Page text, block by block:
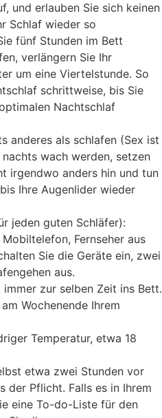
und erlauben Sie sich keinen
Schlaf wieder so
fünf Stunden im Bett
verlängern Sie Ihr
um eine Viertelstunde. So
schrittweise, bis Sie
Nachtschlaf
anderes als schlafen (Sex ist
wach werden, setzen
irgendwo anders hin und tun
Ihre Augenlider wieder
jeden guten Schläfer):
Fernseher aus
Sie die Geräte ein, zwei
aus.
immer zur selben Zeit ins Bett.
Wochenende Ihrem
Temperatur, etwa 18
etwa zwei Stunden vor
der Pflicht. Falls es in Ihrem
eine To-do-Liste für den